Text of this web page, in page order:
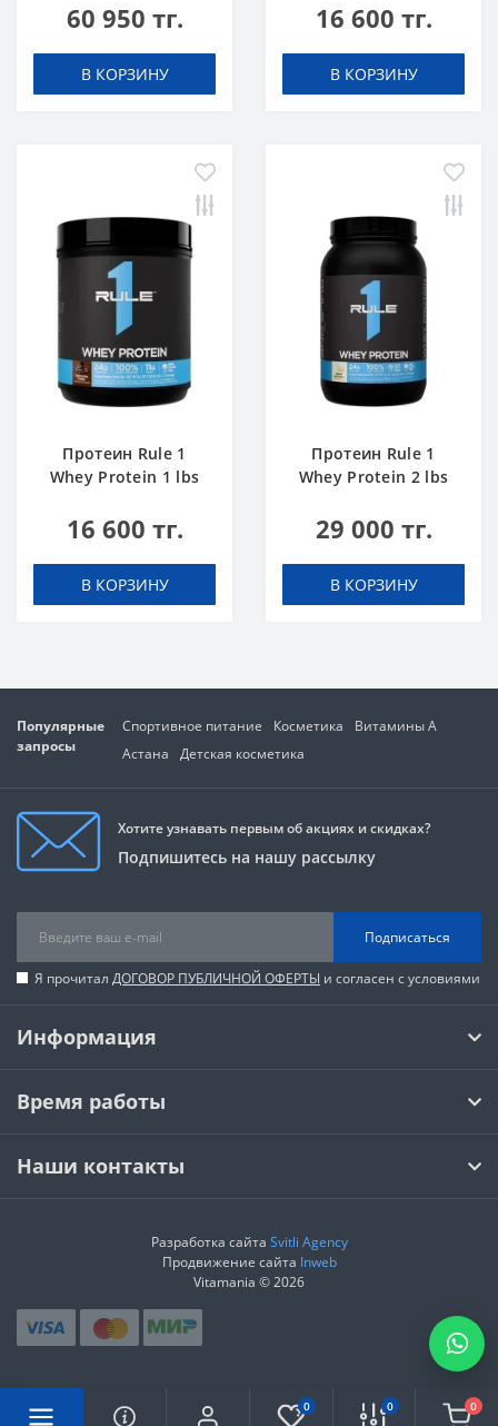
0 0 0
60 950 тг.
В КОРЗИНУ
Мороженое
16 600 тг.
В КОРЗИНУ
Протеин Rule 1
Whey Protein 1 lbs
16 600 тг.
В КОРЗИНУ
Протеин Rule 1
Whey Protein 2 lbs
Мороженое
29 000 тг.
В КОРЗИНУ
Популярные
запросы
Спортивное питание Косметика
Витамины А
Астана
Детская косметика
Хотите узнавать первым об акциях и скидках?
Подпишитесь на нашу рассылку
Подписаться
Я прочитал ДОГОВОР ПУБЛИЧНОЙ ОФЕРТЫ и согласен с условиями
Информация
Время работы
Наши контакты
Разработка сайта Svitli Agency
Продвижение сайта Inweb
Vitamania © 2026